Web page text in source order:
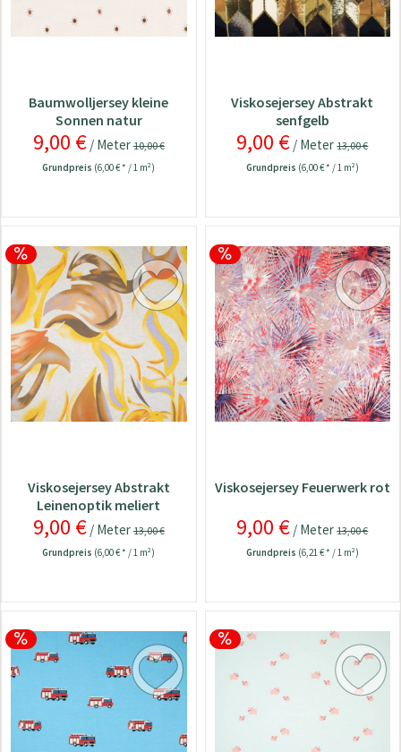
Baumwolljersey kleine
Sonnen natur
9,00 €/ Meter10,00 €
Grundpreis (6,00 € * / 1 m²)
Viskosejersey Abstrakt
senfgelb
9,00 € / Meter13,00 €
Grundpreis (6,00 € * / 1 m²)
Viskosejersey Abstrakt
Leinenoptik meliert
hellgrau
9,00 €/ Meter13,00 €
Grundpreis (6,00 € * / 1 m²)
Viskosejersey Feuerwerk rot
9,00 € / Meter13,00 €
Grundpreis (6,21 € * / 1 m²)